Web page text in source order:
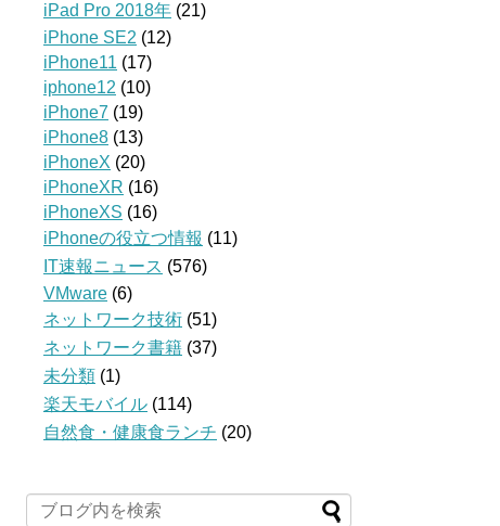
iPad Pro 2018年 (21)
iPhone SE2 (12)
iPhone11 (17)
iphone12 (10)
iPhone7 (19)
iPhone8 (13)
iPhoneX (20)
iPhoneXR (16)
iPhoneXS (16)
iPhoneの役立つ情報 (11)
IT速報ニュース (576)
VMware (6)
ネットワーク技術 (51)
ネットワーク書籍 (37)
未分類 (1)
楽天モバイル (114)
自然食・健康食ランチ (20)